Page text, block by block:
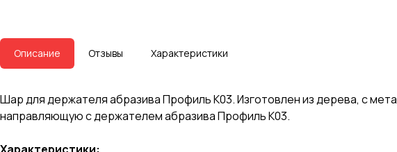
Описание Отзывы Характеристики
Шар для держателя абразива Профиль К03. Изготовлен из дерева, с
направляющую с держателем абразива Профиль К03.